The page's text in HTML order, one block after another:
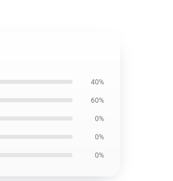
40%
60%
0%
0%
0%